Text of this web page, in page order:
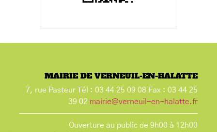
MAIRIE DE VERNEUIL-EN-HALATTE
7, rue Pasteur Tél : 03 44 25 09 08 Fax : 03 44 25
39 02 mairie@verneuil-en-halatte.fr
Ouverture au public de 9h00 à 12h00